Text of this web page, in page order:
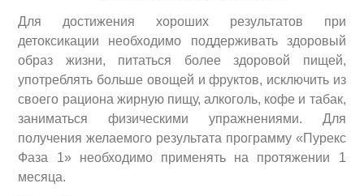
Для достижения хороших результатов при
детоксикации необходимо поддерживать здоровый
образ жизни, питаться более здоровой пищей,
употреблять больше овощей и фруктов, исключить из
своего рациона жирную пищу, алкоголь, кофе и табак,
заниматься физическими упражнениями. Для
получения желаемого результата программу «Пурекс
Фаза 1» необходимо применять на протяжении 1
месяца.